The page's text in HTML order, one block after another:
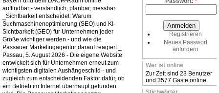
auffindbar - verständlich, planbar, messbar.
_Sichtbarkeit entscheidet: Warum
Suchmaschinenoptimierung (SEO) und KI-
Sichtbarkeit (GEO) für Unternehmen jeder
Größe wichtiger werden - und wie die
Passauer Marketingagentur darauf reagiert._
Passau, 5. August 2026 - Die eigene Website
entwickelt sich für Unternehmen erneut zum
wichtigsten digitalen Aushängeschild - und
zugleich zum entscheidenden Faktor dafür, ob
ein Betrieb im Internet überhaupt gefunden
Registrieren
Neues Passwort
anfordern
Wer ist online
Zur Zeit sind 23 Benutzer
und 3577 Gäste online.